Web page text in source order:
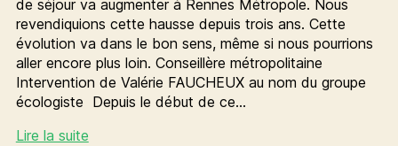
de séjour va augmenter à Rennes Métropole. Nous
revendiquions cette hausse depuis trois ans. Cette
évolution va dans le bon sens, même si nous pourrions
aller encore plus loin. Conseillère métropolitaine
Intervention de Valérie FAUCHEUX au nom du groupe
écologiste Depuis le début de ce…
Lire la suiteAugmentation